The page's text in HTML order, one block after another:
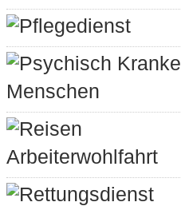
Pflegedienst
Psychisch Kranke
Menschen
Reisen
Arbeiterwohlfahrt
Rettungsdienst